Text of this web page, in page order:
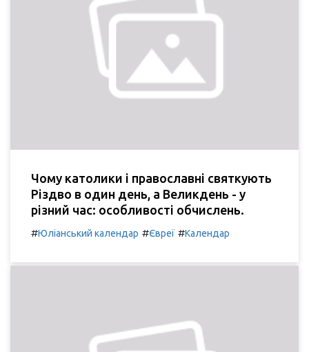
Чому католики і православні святкують
Різдво в один день, а Великдень - у
різний час: особливості обчислень.
#Юліанський календар #Євреї #Календар